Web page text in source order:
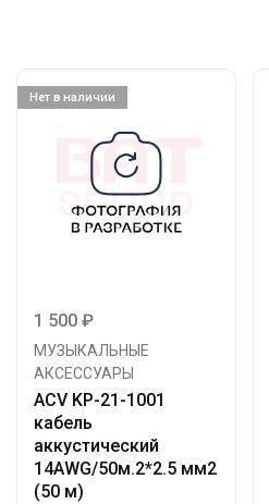
Нет в наличии
1 500 ₽
МУЗЫКАЛЬНЫЕ
АКСЕССУАРЫ
ACV KP-21-1001
кабель
аккустический
14AWG/50м.2*2.5 мм2
(50 м)